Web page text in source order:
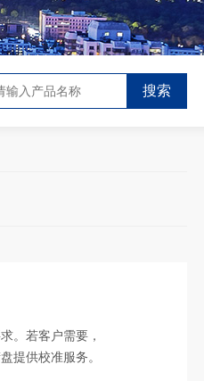
。若客户需要，
提供校准服务。